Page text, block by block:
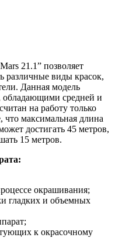
21.1” позволяет
различные виды красок,
Данная модель
обладающими средней и
на работу только
что максимальная длина
достигать 45 метров,
15 метров.
окрашивания;
гладких и объемных
к окрасочному